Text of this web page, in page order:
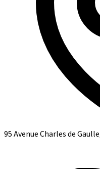
95 Avenue Charles de